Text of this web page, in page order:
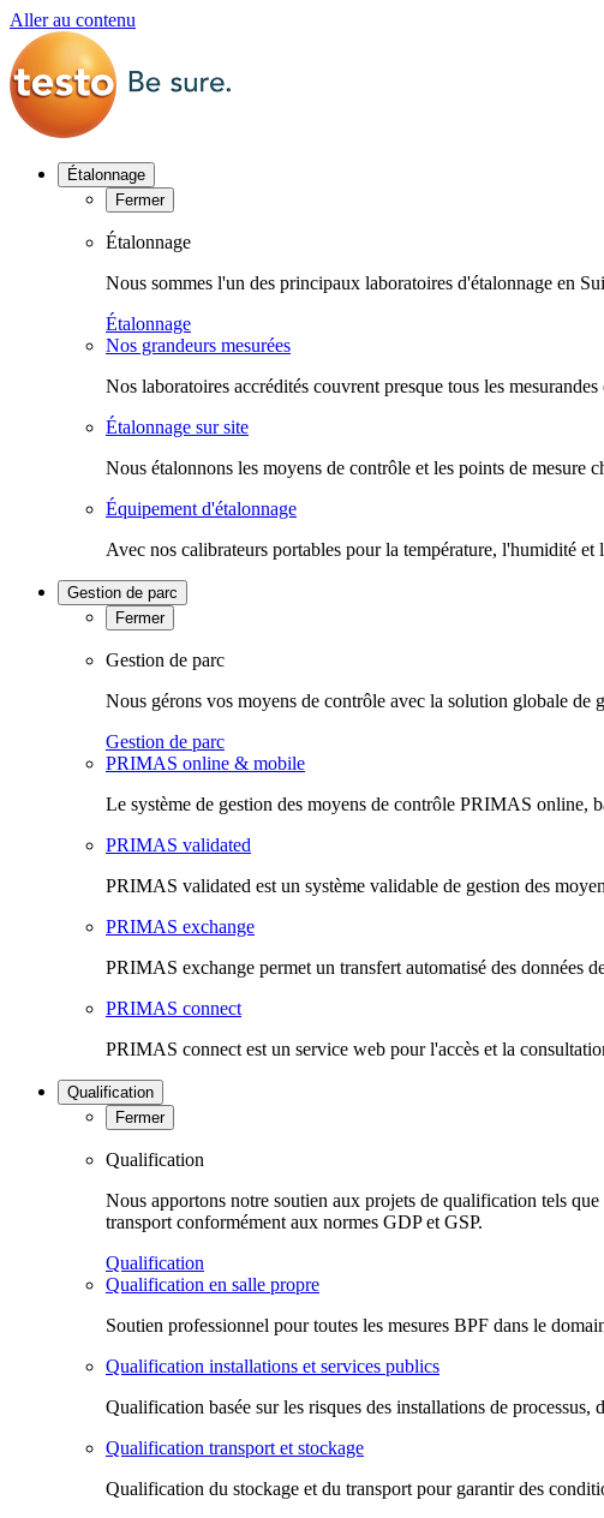
Aller au contenu
Étalonnage
Fermer
Étalonnage
Nous sommes l'un des principaux laboratoires d'étalonnage en
Étalonnage
Nos grandeurs mesurées
Nos laboratoires accrédités couvrent presque tous les
Étalonnage sur site
Nous étalonnons les moyens de contrôle et les points de mesure
Équipement d'étalonnage
Avec nos calibrateurs portables pour la température, l'humidité
Gestion de parc
Fermer
Gestion de parc
Nous gérons vos moyens de contrôle avec la solution globale de
Gestion de parc
PRIMAS online & mobile
Le système de gestion des moyens de contrôle PRIMAS online,
PRIMAS validated
PRIMAS validated est un système validable de gestion des
PRIMAS exchange
PRIMAS exchange permet un transfert automatisé des données
PRIMAS connect
PRIMAS connect est un service web pour l'accès et la
Qualification
Fermer
Qualification
Nous apportons notre soutien aux projets de qualification tels
transport conformément aux normes GDP et GSP.
Qualification
Qualification en salle propre
Soutien professionnel pour toutes les mesures BPF dans le
Qualification installations et services publics
Qualification basée sur les risques des installations de
Qualification transport et stockage
Qualification du stockage et du transport pour garantir des